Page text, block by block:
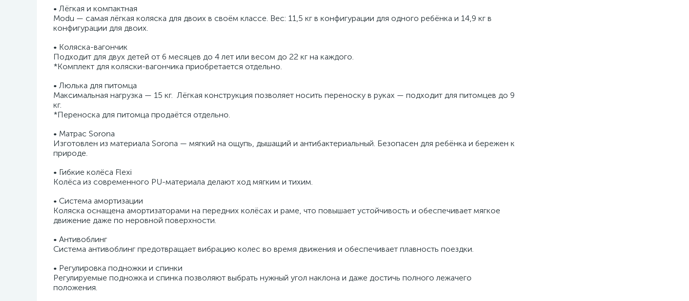
• Лёгкая и компактная
Modu — самая лёгкая коляска для двоих в своём классе. Вес: 11,5 кг в конфигурации для одного ребёнка и 14,9 кг в
конфигурации для двоих.
• Коляска-вагончик
Подходит для двух детей от 6 месяцев до 4 лет или весом до 22 кг на каждого.
*Комплект для коляски-вагончика приобретается отдельно.
• Люлька для питомца
Максимальная нагрузка — 15 кг. Лёгкая конструкция позволяет носить переноску в руках — подходит для питомцев до 9
кг.
*Переноска для питомца продаётся отдельно.
• Матрас Sorona
Изготовлен из материала Sorona — мягкий на ощупь, дышащий и антибактериальный. Безопасен для ребёнка и бережен к
природе.
• Гибкие колёса Flexi
Колёса из современного PU-материала делают ход мягким и тихим.
• Система амортизации
Коляска оснащена амортизаторами на передних колёсах и раме, что повышает устойчивость и обеспечивает мягкое
движение даже по неровной поверхности.
• Антивоблинг
Система антивоблинг предотвращает вибрацию колес во время движения и обеспечивает плавность поездки.
• Регулировка подножки и спинки
Регулируемые подножка и спинка позволяют выбрать нужный угол наклона и даже достичь полного лежачего
положения.